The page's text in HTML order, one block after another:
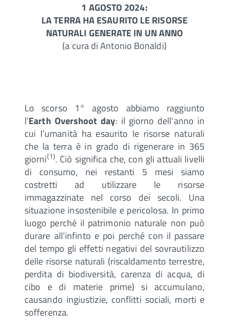
1 AGOSTO 2024:
LA TERRA HA ESAURITO LE RISORSE
NATURALI GENERATE IN UN ANNO
(a cura di Antonio Bonaldi)
Lo scorso 1° agosto abbiamo raggiunto
l’Earth Overshoot day: il giorno dell’anno in
cui l’umanità ha esaurito le risorse naturali
che la terra è in grado di rigenerare in 365
giorni(1). Ciò significa che, con gli attuali livelli
di consumo, nei restanti 5 mesi siamo
costretti ad utilizzare le risorse
immagazzinate nel corso dei secoli. Una
situazione insostenibile e pericolosa. In primo
luogo perché il patrimonio naturale non può
durare all’infinto e poi perché con il passare
del tempo gli effetti negativi del sovrautilizzo
delle risorse naturali (riscaldamento terrestre,
perdita di biodiversità, carenza di acqua, di
cibo e di materie prime) si accumulano,
causando ingiustizie, conflitti sociali, morti e
sofferenza.